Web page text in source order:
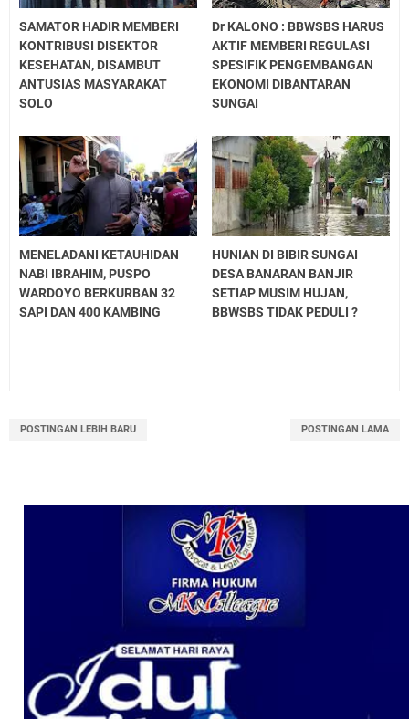
SAMATOR HADIR MEMBERI
KONTRIBUSI DISEKTOR
KESEHATAN, DISAMBUT
ANTUSIAS MASYARAKAT
SOLO
Dr KALONO : BBWSBS HARUS
AKTIF MEMBERI REGULASI
SPESIFIK PENGEMBANGAN
EKONOMI DIBANTARAN
SUNGAI
MENELADANI KETAUHIDAN
NABI IBRAHIM, PUSPO
WARDOYO BERKURBAN 32
SAPI DAN 400 KAMBING
HUNIAN DI BIBIR SUNGAI
DESA BANARAN BANJIR
SETIAP MUSIM HUJAN,
BBWSBS TIDAK PEDULI ?
POSTINGAN LEBIH BARU POSTINGAN LAMA